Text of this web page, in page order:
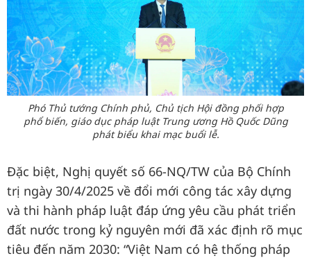
Phó Thủ tướng Chính phủ, Chủ tịch Hội đồng phối hợp
phổ biến, giáo dục pháp luật Trung ương Hồ Quốc Dũng
phát biểu khai mạc buổi lễ.
Đặc biệt, Nghị quyết số 66-NQ/TW của Bộ Chính
trị ngày 30/4/2025 về đổi mới công tác xây dựng
và thi hành pháp luật đáp ứng yêu cầu phát triển
đất nước trong kỷ nguyên mới đã xác định rõ mục
tiêu đến năm 2030: “Việt Nam có hệ thống pháp